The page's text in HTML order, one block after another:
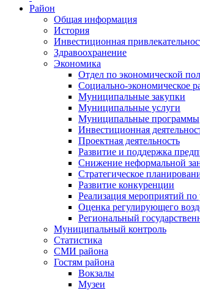
Район
Общая информация
История
Инвестиционная
Здравоохранение
Экономика
Отдел по экономической
Социально-экономическое
Муниципальные закупки
Муниципальные услуги
Муниципальные программы
Инвестиционная
Проектная деятельность
Развитие и поддержка
Снижение неформальной
Стратегическое
Развитие конкуренции
Реализация мероприятий
Оценка регулирующего
Региональный
Муниципальный контроль
Статистика
СМИ района
Гостям района
Вокзалы
Музеи